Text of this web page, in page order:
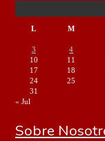
L M
3
4
10
11
17
18
24
25
31
« Jul
Sobre